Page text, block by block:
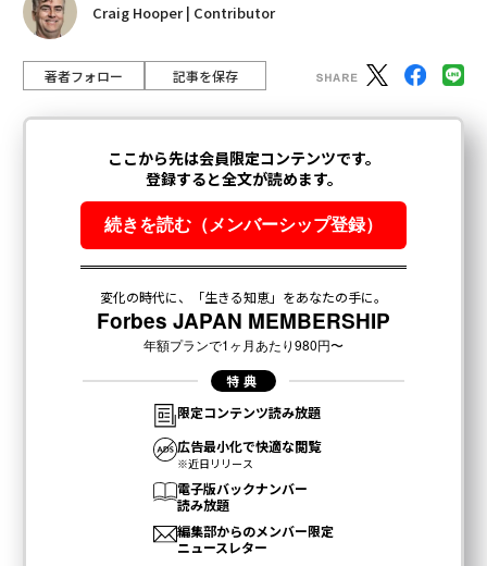
Craig Hooper | Contributor
著者フォロー 記事を保存